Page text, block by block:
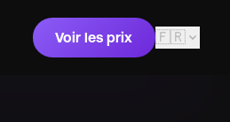
Voir les prix 🇫🇷expand_more